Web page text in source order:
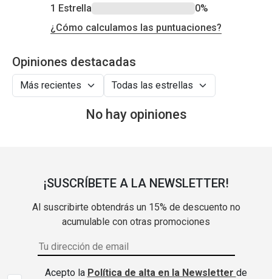
1 Estrella
0%
¿Cómo calculamos las puntuaciones?
Opiniones destacadas
No hay opiniones
¡SUSCRÍBETE A LA NEWSLETTER!
Al suscribirte obtendrás un 15% de descuento no
acumulable con otras promociones
Acepto la Política de alta en la Newsletter de